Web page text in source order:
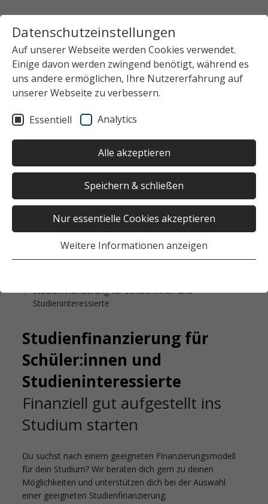
Datenschutzeinstellungen
Auf unserer Webseite werden Cookies verwendet.
Einige davon werden zwingend benötigt, während es
uns andere ermöglichen, Ihre Nutzererfahrung auf
unserer Webseite zu verbessern.
Essentiell Analytics
Alle akzeptieren
Speichern & schließen
Nur essentielle Cookies akzeptieren
Weitere Informationen anzeigen
Studienfinanzierung für Schüler:innen und
Studieninteressierte
Studienfinanzierung für
Schüler:innen und
Studieninteressierte
Finanziell gut aufgestellt ins
Studium starten
Du suchst nach einem geeigneten Finanzierungsmodell
für dein Studium? Wir beraten dich gern zu deinen
Möglichkeiten und unterstützen dich bei der Auswahl
einer geeigneten Studienfinanzierung.